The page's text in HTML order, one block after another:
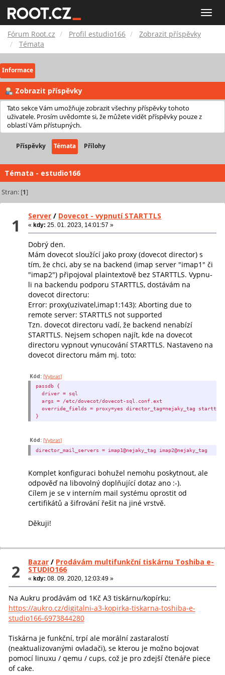
Toggle
Root.cz
Fórum Root.cz Profil estudio166
Zobrazit příspěvky
Témata
Informace
Zobrazit příspěvky
Tato sekce Vám umožňuje zobrazit všechny příspěvky tohoto
uživatele. Prosím uvědomte si, že můžete vidět příspěvky pouze z
oblastí Vám přístupných.
Příspěvky Témata Přílohy
Témata - estudio166
Stran: [1]
1 Server / Dovecot - vypnutí STARTTLS
«kdy: 25. 01. 2023, 14:01:57 »
Dobrý den.
Mám dovecot sloužící jako proxy (dovecot director) s
tím, že chci, aby se na backend (imap server "imap1" či
"imap2") připojoval plaintextově bez STARTTLS. Vypnu-
li na backendu podporu STARTTLS, dostávám na
dovecot directoru:
Error: proxy(uzivatel,imap1:143): Aborting due to
remote server: STARTTLS not supported
Tzn. dovecot directoru vadí, že backend nenabízí
STARTTLS. Nejsem schopen najít, kde na dovecot
directoru vypnout vynucování STARTTLS. Nastaveno na
dovecot directoru mám mj. toto:
Kód:[Vybrat]
passdb {
driver = sql
args = /etc/dovecot/dovecot-sql.conf.ext
override_fields = proxy=yes director_tag=nejaky_tag
}
Kód:[Vybrat]
director_mail_servers = imap1@nejaky_tag imap2@nejaky_tag
Komplet konfiguraci bohužel nemohu poskytnout, ale
odpověď na libovolný doplňující dotaz ano :-).
Cílem je se v interním mail systému oprostit od
certifikátů a šifrování řešit na jiné vrstvě.
Děkuji!
2 Bazar / Prodávám multifunkční tiskárnu Toshiba e-
STUDIO166
«kdy: 08. 09. 2020, 12:03:49 »
Na Aukru prodávám od 1Kč A3 tiskárnu/kopírku:
https://aukro.cz/digitalni-a3-kopirka-tiskarna-toshiba-e-
studio166-6973844280
Tiskárna je funkční, trpí ale morální zastaralostí
(neaktualizovanými ovladači), se kterou je možno bojovat
pomocí linuxu / qemu / cups, což je pro zdejší čtenáře piece
of cake.